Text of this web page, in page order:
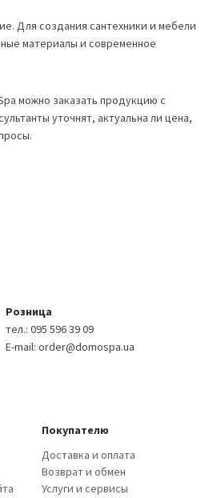
Для создания сантехники и мебели
материалы и современное
можно заказать продукцию с
уточнят, актуальна ли цена,
Розница
тел.: 095 596 39 09
E-mail: order@domospa.ua
Покупателю
Доставка и оплата
Возврат и обмен
Услуги и сервисы